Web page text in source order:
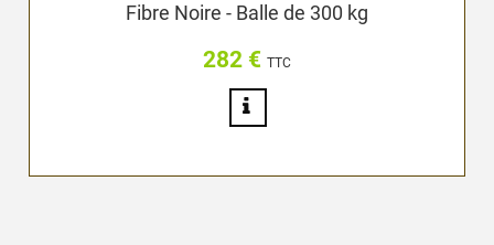
Fibre Noire - Balle de 300 kg
Prix
282 € TTC